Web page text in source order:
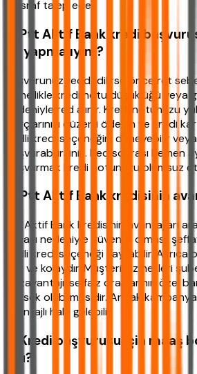
masraf talep eder.
3. Ptt Aktif Bank kredi
ne yapmalıyım?
Başvurunuz reddedilirse önce ret
Genellikle kredi notu düşüklüğü veya
nedeniyle red alınır. Kredi notunuzu
borçlarınızı düzenli ödeyin ve kredi
Kefilli kredi seçeneğini deneyebilir
başvurabilirsiniz. Red sonrası hemen
başvurmak kredi notunuzu olumsuz
4. Ptt Aktif Bank kredisinin
Ptt Aktif Bank kredisinin avantajları
olması nedeniyle güvenilir olması,
kefilli kredi seçeneği sayılabilir.
hızlı ve kolaydır. Müşteri hizmetleri
Dezavantajı ise faiz oranlarının özel
yüksek olabilmesidir. Ancak
avantajlı hale gelebilir.
5. Kredi başvurusu için maaş
mu?